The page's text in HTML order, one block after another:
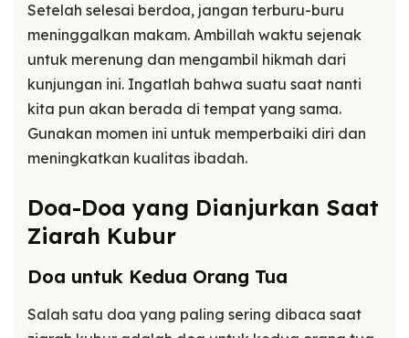
Setelah selesai berdoa, jangan terburu-buru
meninggalkan makam. Ambillah waktu sejenak
untuk merenung dan mengambil hikmah dari
kunjungan ini. Ingatlah bahwa suatu saat nanti
kita pun akan berada di tempat yang sama.
Gunakan momen ini untuk memperbaiki diri dan
meningkatkan kualitas ibadah.
Doa-Doa yang Dianjurkan Saat
Ziarah Kubur
Doa untuk Kedua Orang Tua
Salah satu doa yang paling sering dibaca saat